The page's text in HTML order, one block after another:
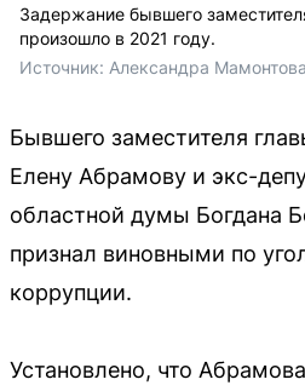
Задержание бывшего
произошло в 2021 году.
Источник: Александра
Бывшего заместителя
Елену Абрамову и экс-
областной думы Богдана
признал виновными по
коррупции.
Установлено, что